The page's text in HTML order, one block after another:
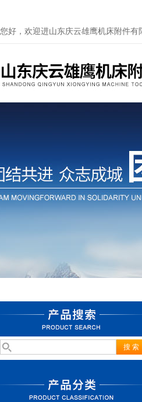
您好，欢迎进山东庆云雄鹰机床附件有